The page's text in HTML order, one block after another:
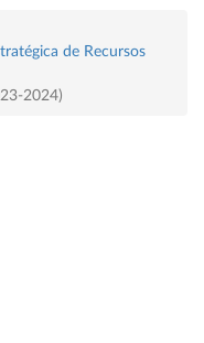
de Recursos
2024)